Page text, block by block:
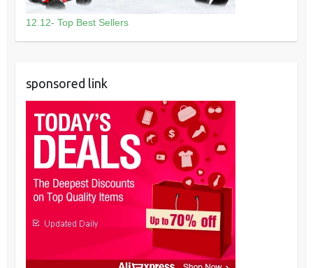
12.12- Top Best Sellers
sponsored link